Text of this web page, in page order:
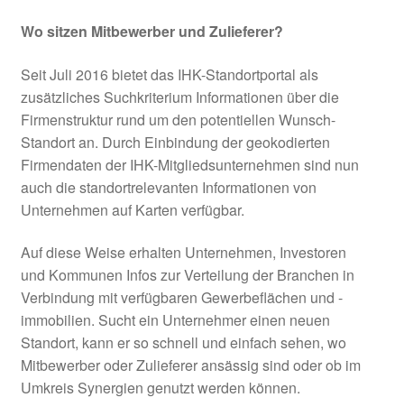
Umgesetzte Projekte 2025
Gesamte Region
Glossar
Herausforderung: der „Donut-Effekt“
Herausforderungen und Problemlagen
Informations- und Vernetzungsplattformen
Innenentwicklung
Innenentwicklung
Innenentwicklung in der ILE-Region Rothenburg
Wo sitzen Mitbewerber und Zulieferer?
Seit Juli 2016 bietet das IHK-Standortportal als
zusätzliches Suchkriterium Informationen über die
Firmenstruktur rund um den potentiellen Wunsch-
Standort an. Durch Einbindung der geokodierten
Firmendaten der IHK-Mitgliedsunternehmen sind nun
auch die standortrelevanten Informationen von
Unternehmen auf Karten verfügbar.
Auf diese Weise erhalten Unternehmen, Investoren
und Kommunen Infos zur Verteilung der Branchen in
Verbindung mit verfügbaren Gewerbeflächen und -
immobilien. Sucht ein Unternehmer einen neuen
Standort, kann er so schnell und einfach sehen, wo
Mitbewerber oder Zulieferer ansässig sind oder ob im
Umkreis Synergien genutzt werden können.